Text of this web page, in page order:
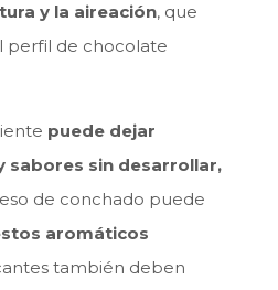
y la aireación, que
perfil de chocolate
puede dejar
sabores sin desarrollar,
de conchado puede
aromáticos
también deben